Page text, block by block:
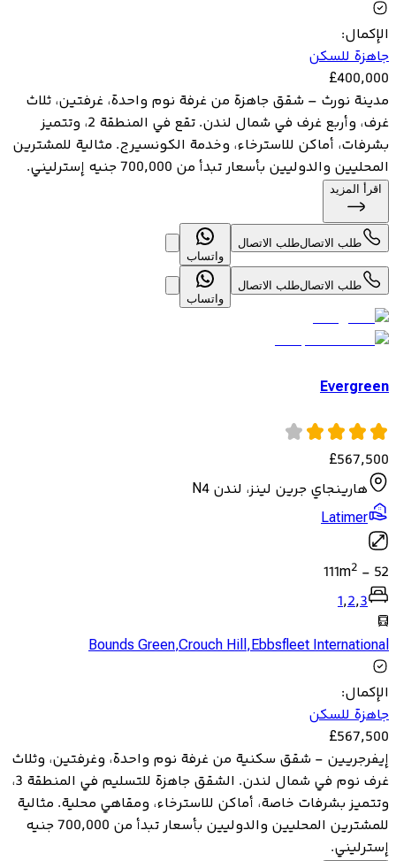
الإكمال:
جاهزة للسكن
£400,000
مدينة نورث – شقق جاهزة من غرفة نوم واحدة، غرفتين، ثلاث
غرف، وأربع غرف في شمال لندن. تقع في المنطقة 2، وتتميز
بشرفات، أماكن للاسترخاء، وخدمة الكونسيرج. مثالية للمشترين
المحليين والدوليين بأسعار تبدأ من 700,000 جنيه إسترليني.
اقرأ المزيد
طلب الاتصالطلب الاتصال
واتساب
طلب الاتصالطلب الاتصال
واتساب
Evergreen
£567,500
هارينجاي جرين لينز، لندن N4
Latimer
52
-
111m2
1,2,3
Bounds Green,Crouch Hill,Ebbsfleet International
الإكمال:
جاهزة للسكن
£567,500
إيفرجريين - شقق سكنية من غرفة نوم واحدة، وغرفتين، وثلاث
غرف نوم في شمال لندن. الشقق جاهزة للتسليم في المنطقة 3،
وتتميز بشرفات خاصة، أماكن للاسترخاء، ومقاهي محلية. مثالية
للمشترين المحليين والدوليين بأسعار تبدأ من 700,000 جنيه
إسترليني.